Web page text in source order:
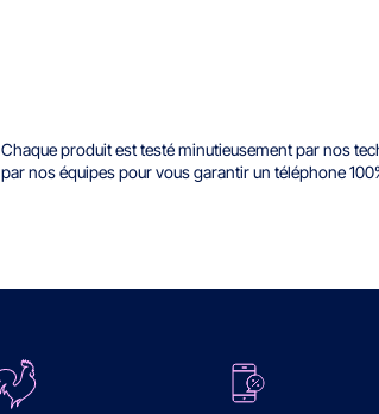
Chaque produit est testé minutieusement par nos
par nos équipes pour vous garantir un téléphone